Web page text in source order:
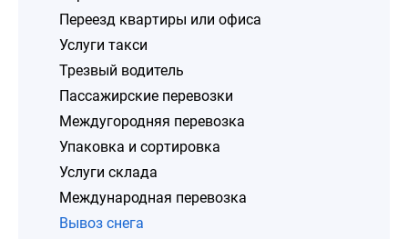
Переезд квартиры или офиса
Услуги такси
Трезвый водитель
Пассажирские перевозки
Междугородняя перевозка
Упаковка и сортировка
Услуги склада
Международная перевозка
Вывоз снега